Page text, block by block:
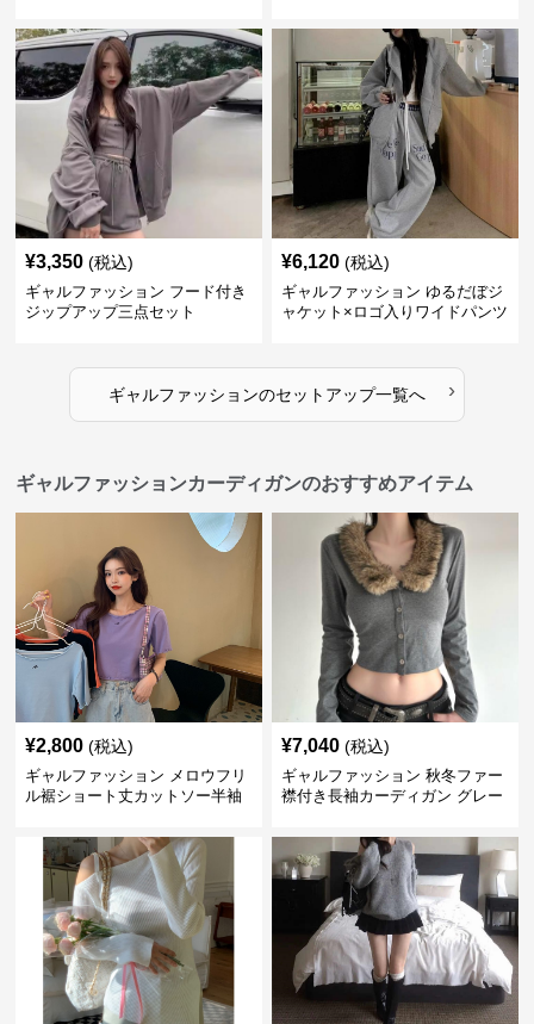
¥3,350 (税込)
ギャルファッション フード付き
ジップアップ三点セット
¥6,120 (税込)
ギャルファッション ゆるだぼジ
ャケット×ロゴ入りワイドパンツ
ギャルファッションのセットアップ一覧へ ›
ギャルファッションカーディガンのおすすめアイテム
¥2,800 (税込)
ギャルファッション メロウフリ
ル裾ショート丈カットソー半袖
¥7,040 (税込)
ギャルファッション 秋冬ファー
襟付き長袖カーディガン グレー